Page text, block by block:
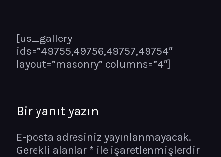
[us_gallery
ids=”49755,49756,49757,49754″
layout=”masonry” columns=”4″]
Bir yanıt yazın
E-posta adresiniz yayınlanmayacak.
Gerekli alanlar * ile işaretlenmişlerdir